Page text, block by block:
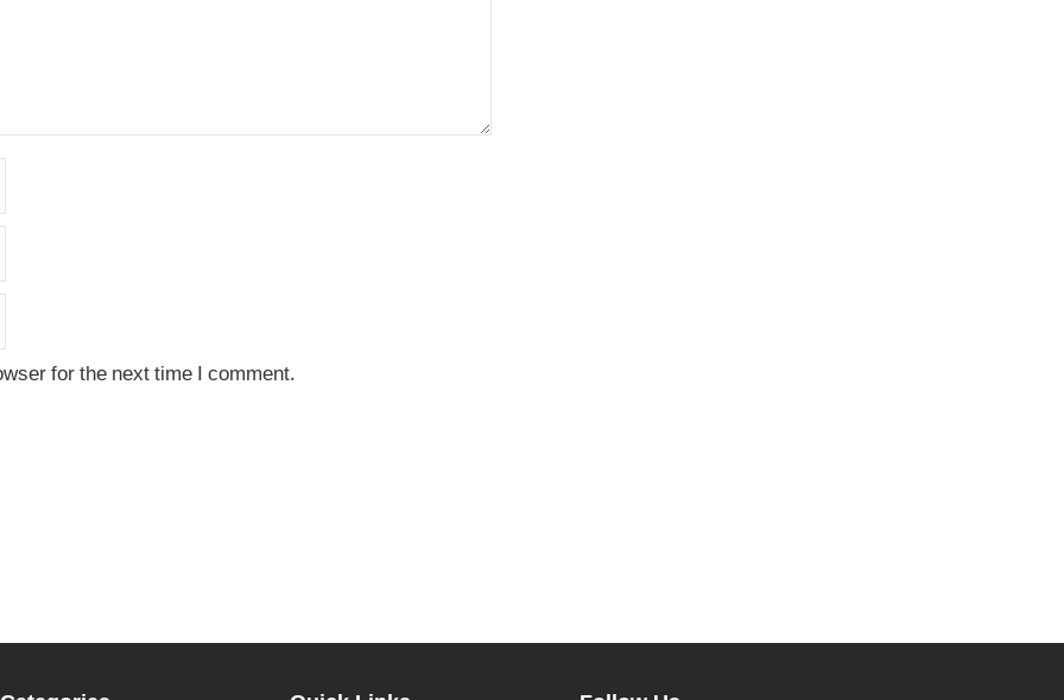
for the next time I comment.